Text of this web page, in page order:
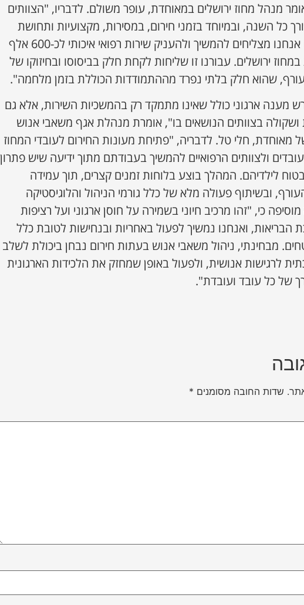
מנהל מחוז ירושלים במאוחדת, עופר משולם. לדבריו, "הצוותים
כל השנה, ובמיוחד בזמני חירום, במסירות, מקצועיות ותחושת
שליחות. בזכותם אנחנו מצליחים להמשיך ולהעניק שירות רפואי איכותי לכ-600 אלף
ירושלים. עבורנו זו שליחות לקחת חלק בביסוסו ובחיזוקו של
שהוא חלק בלתי נפרד מההתמודדות הכוללת בזמן מלחמה".
מענה ארגוני כולל שאינו מתמקד רק בהמשכיות השירות, אלא גם
בצוותים הנושאים בו", אומרת מנהלת אגף משאבי אנוש
מאוחדת, חלי טל. לדבריה, "פתיחת מעונות החירום לעובדי המחוז
ולצוותים הרפואיים להמשיך בעבודתם מתוך ידיעה שיש פתרון
לילדיהם. המהלך בוצע בלוחות זמנים קצרים, תוך עמידה
ובשיתוף פעולה מלא של כלל גורמי הניהול והלוגיסטיקה
כי, "זהו מרכיב חיוני בשמירה על חוסן ארגוני ועל רציפות
הבריאות, ואנחנו נמשיך לפעול באחריות ובנחישות לטובת כלל
מבחינתי, ניהול משאבי אנוש בעתות חירום נבחן ביכולת לשלב
לרגישות אנושית, ולפעול באופן שמחזק את הלכידות הארגונית
של כל עובד ועובדת".
שדות החובה מסומנים *